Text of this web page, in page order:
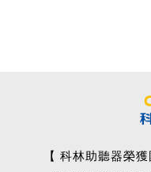
【 科林助聽器榮